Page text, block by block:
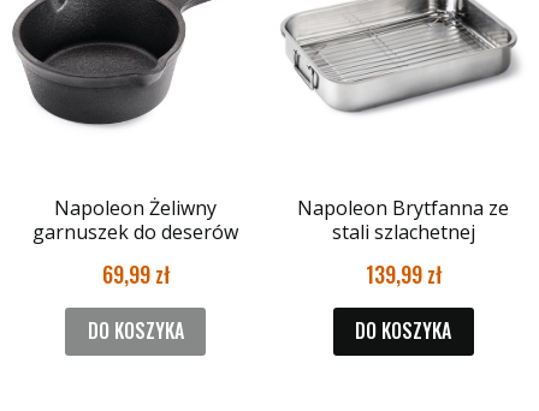
Napoleon Żeliwny
garnuszek do deserów
69,99
DO KOSZYKA
Napoleon Brytfanna ze
stali szlachetnej
139,99
DO KOSZYKA